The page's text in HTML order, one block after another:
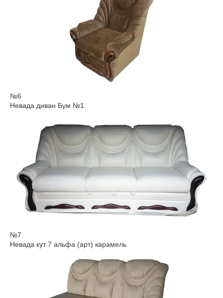
№6
Невада диван Бум №1
№7
Невада кут 7 альфа (арт) карамель